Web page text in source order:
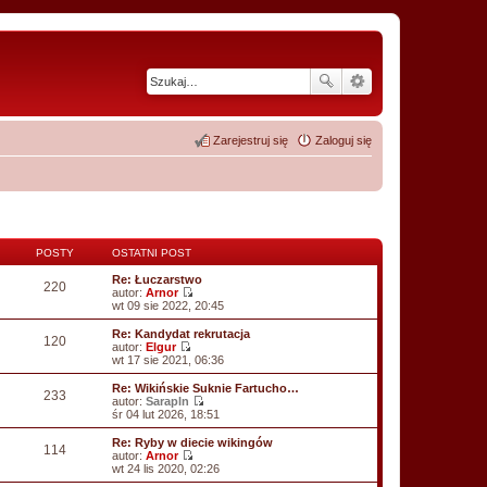
Zaloguj się
Zarejestruj się
POSTY OSTATNI POST
220
Re: Łuczarstwo
autor: Arnor
W
y
ś
w
i
e
t
l
n
a
n
w
wt 09 sie 2022, 20:45
120
Re: Kandydat rekrutacja
autor: Elgur
W
y
ś
w
i
e
l
n
a
wt 17 sie 2021, 06:36
233
Re: Wikińskie Suknie Fartucho…
autor: Sarapln
W
y
ś
w
i
e
śr 04 lut 2026, 18:51
114
Re: Ryby w diecie wikingów
autor: Arnor
W
y
wt 24 lis 2020, 02:26